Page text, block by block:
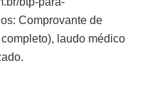
Comprovante de
laudo médico